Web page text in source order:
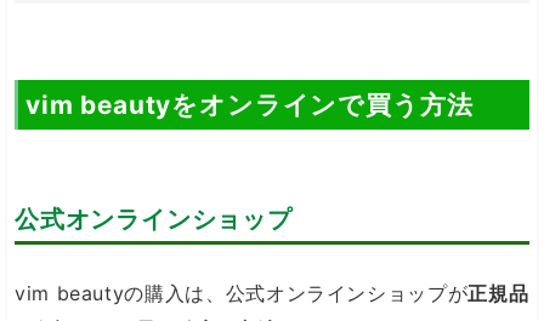
vim beautyをオンラインで買う方法
公式オンラインショップ
vim beautyの購入は、公式オンラインショップが正規品